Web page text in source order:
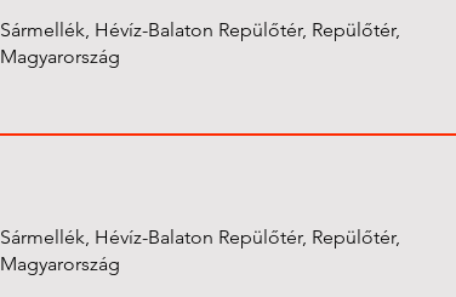
Sármellék, Hévíz-Balaton Repülőtér, Repülőtér,
Magyarország
Sármellék, Hévíz-Balaton Repülőtér, Repülőtér,
Magyarország